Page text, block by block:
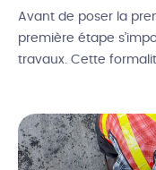
Avant de poser la
première étape
travaux. Cette
plusieurs garanties
décennale. Définition